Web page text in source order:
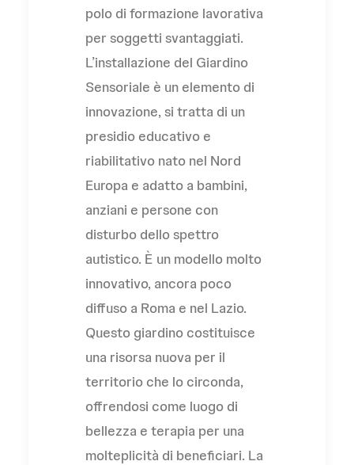
polo di formazione lavorativa
per soggetti svantaggiati.
L’installazione del Giardino
Sensoriale è un elemento di
innovazione, si tratta di un
presidio educativo e
riabilitativo nato nel Nord
Europa e adatto a bambini,
anziani e persone con
disturbo dello spettro
autistico. È un modello molto
innovativo, ancora poco
diffuso a Roma e nel Lazio.
Questo giardino costituisce
una risorsa nuova per il
territorio che lo circonda,
offrendosi come luogo di
bellezza e terapia per una
molteplicità di beneficiari. La